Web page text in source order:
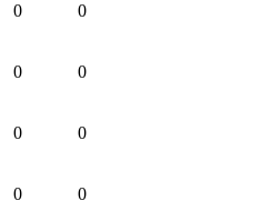
0 0
0 0
0 0
0 0